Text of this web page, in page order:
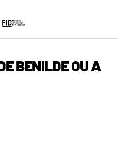
BENILDE OU A